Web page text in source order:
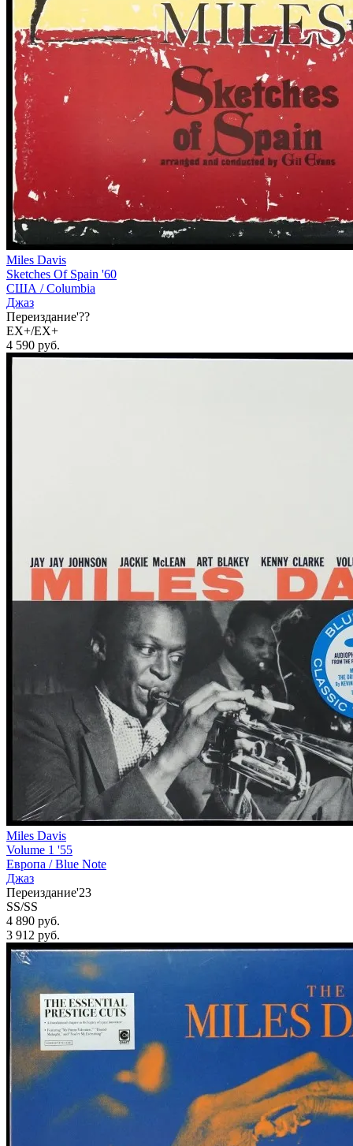
Miles Davis
Sketches Of Spain '60
США /Columbia
Джаз
Переиздание'??
EX+/EX+
4 590 руб.
Miles Davis
Volume 1 '55
Европа /Blue Note
Джаз
Переиздание'23
SS/SS
4 890 руб.
3 912 руб.